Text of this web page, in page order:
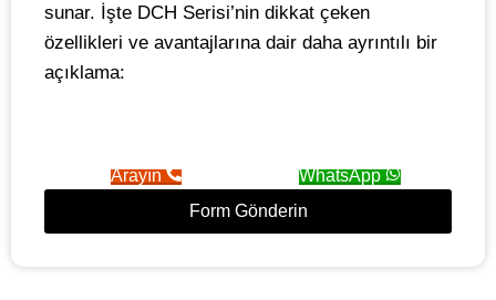
sunar. İşte DCH Serisi’nin dikkat çeken
özellikleri ve avantajlarına dair daha ayrıntılı bir
açıklama:
Arayın
WhatsApp
Form Gönderin